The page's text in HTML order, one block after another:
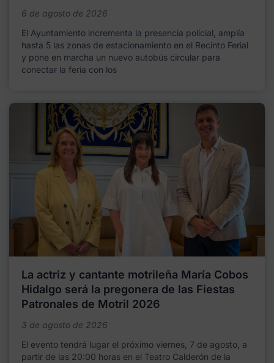
6 de agosto de 2026
El Ayuntamiento incrementa la presencia policial, amplía
hasta 5 las zonas de estacionamiento en el Recinto Ferial
y pone en marcha un nuevo autobús circular para
conectar la feria con los
La actriz y cantante motrileña María Cobos
Hidalgo será la pregonera de las Fiestas
Patronales de Motril 2026
3 de agosto de 2026
El evento tendrá lugar el próximo viernes, 7 de agosto, a
partir de las 20:00 horas en el Teatro Calderón de la